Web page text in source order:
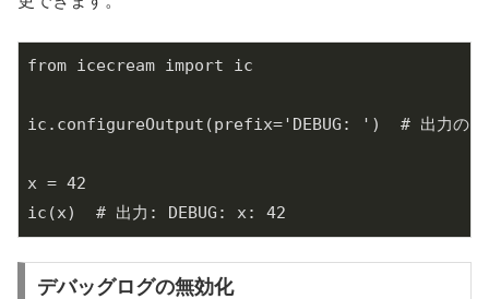
from icecream import ic
ic.configureOutput(prefix='DEBUG: ')  # 出力のプレ
x = 42
デバッグログの無効化